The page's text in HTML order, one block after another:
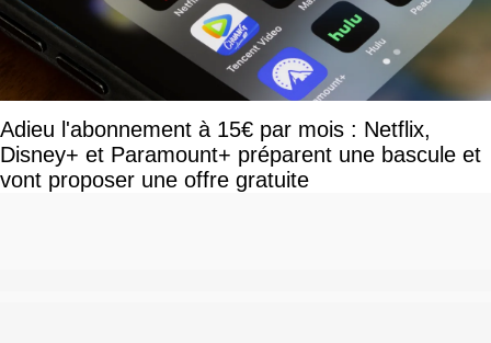
Adieu l'abonnement à 15€ par mois : Netflix,
Disney+ et Paramount+ préparent une bascule et
vont proposer une offre gratuite